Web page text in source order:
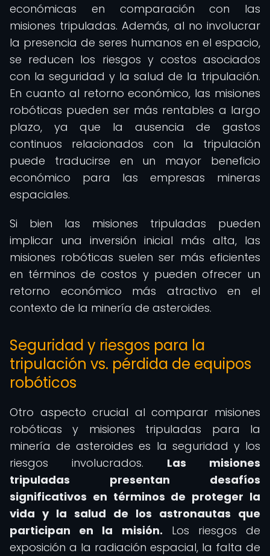
económicas en comparación con las
misiones tripuladas. Además, al no involucrar
la presencia de seres humanos en el espacio,
se reducen los riesgos y costos asociados
con la seguridad y la salud de la tripulación.
En cuanto al retorno económico, las misiones
robóticas pueden ser más rentables a largo
plazo, ya que la ausencia de gastos
continuos relacionados con la tripulación
puede traducirse en un mayor beneficio
económico para las empresas mineras
espaciales.
Si bien las misiones tripuladas pueden
implicar una inversión inicial más alta, las
misiones robóticas suelen ser más eficientes
en términos de costos y pueden ofrecer un
retorno económico más atractivo en el
contexto de la minería de asteroides.
Seguridad y riesgos para la
tripulación vs. pérdida de equipos
robóticos
Otro aspecto crucial al comparar misiones
robóticas y misiones tripuladas para la
minería de asteroides es la seguridad y los
riesgos involucrados. Las misiones
tripuladas presentan desafíos
significativos en términos de proteger la
vida y la salud de los astronautas que
participan en la misión. Los riesgos de
exposición a la radiación espacial, la falta de